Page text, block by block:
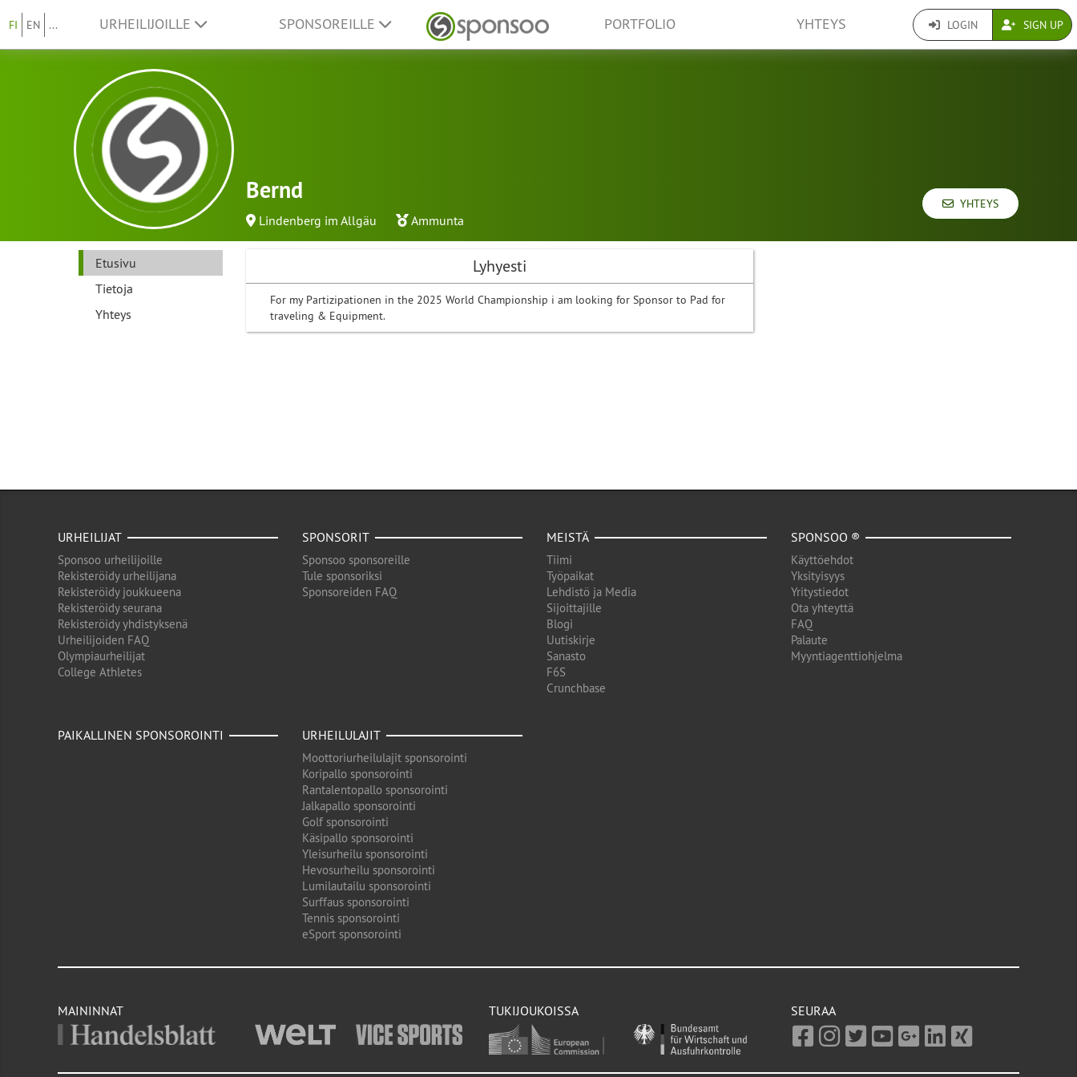
FI EN ... URHEILIJOILLE SPONSOREILLE PORTFOLIO YHTEYS LOGIN SIGN UP
Bernd
Lindenberg im Allgäu Ammunta
YHTEYS
Etusivu
Tietoja
Yhteys
Lyhyesti
For my Partizipationen in the 2025 World Championship i am looking for Sponsor to Pad for
traveling & Equipment.
URHEILIJAT
Sponsoo urheilijoille
Rekisteröidy urheilijana
Rekisteröidy joukkueena
Rekisteröidy seurana
Rekisteröidy yhdistyksenä
Urheilijoiden FAQ
Olympiaurheilijat
College Athletes
SPONSORIT
Sponsoo sponsoreille
Tule sponsoriksi
Sponsoreiden FAQ
MEISTÄ
Tiimi
Työpaikat
Lehdistö ja Media
Sijoittajille
Blogi
Uutiskirje
Sanasto
F6S
Crunchbase
SPONSOO ®
Käyttöehdot
Yksityisyys
Yritystiedot
Ota yhteyttä
FAQ
Palaute
Myyntiagenttiohjelma
PAIKALLINEN SPONSOROINTI URHEILULAJIT
Moottoriurheilulajit sponsorointi
Koripallo sponsorointi
Rantalentopallo sponsorointi
Jalkapallo sponsorointi
Golf sponsorointi
Käsipallo sponsorointi
Yleisurheilu sponsorointi
Hevosurheilu sponsorointi
Lumilautailu sponsorointi
Surffaus sponsorointi
Tennis sponsorointi
eSport sponsorointi
MAININNAT TUKIJOUKOISSA SEURAA